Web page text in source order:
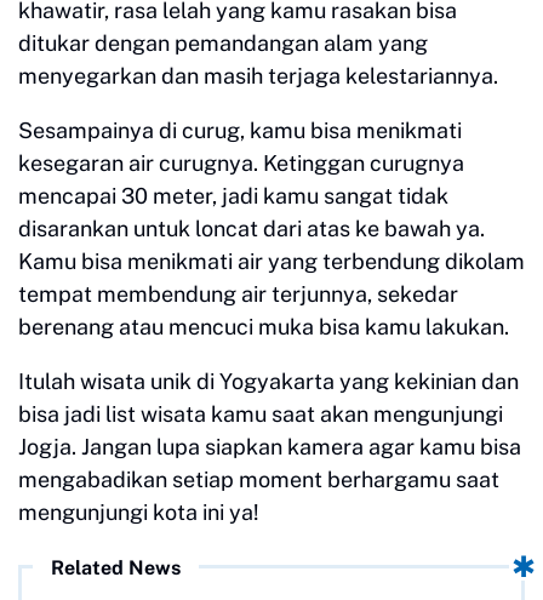
khawatir, rasa lelah yang kamu rasakan bisa
ditukar dengan pemandangan alam yang
menyegarkan dan masih terjaga kelestariannya.
Sesampainya di curug, kamu bisa menikmati
kesegaran air curugnya. Ketinggan curugnya
mencapai 30 meter, jadi kamu sangat tidak
disarankan untuk loncat dari atas ke bawah ya.
Kamu bisa menikmati air yang terbendung dikolam
tempat membendung air terjunnya, sekedar
berenang atau mencuci muka bisa kamu lakukan.
Itulah wisata unik di Yogyakarta yang kekinian dan
bisa jadi list wisata kamu saat akan mengunjungi
Jogja. Jangan lupa siapkan kamera agar kamu bisa
mengabadikan setiap moment berhargamu saat
mengunjungi kota ini ya!
Related News